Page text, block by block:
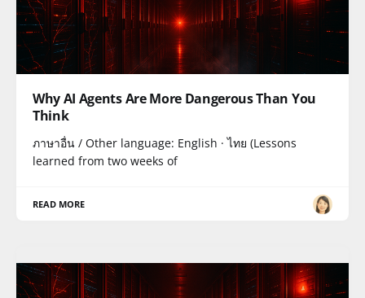
Why AI Agents Are More Dangerous Than You
Think
ภาษาอื่น / Other language: English · ไทย (Lessons
learned from two weeks of
READ MORE